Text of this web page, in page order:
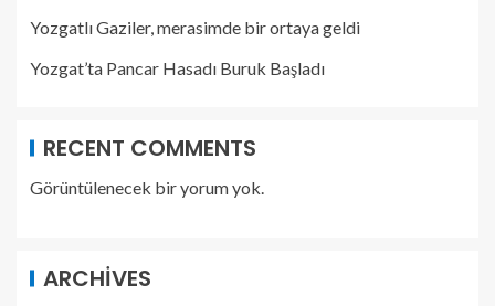
Yozgatlı Gaziler, merasimde bir ortaya geldi
Yozgat’ta Pancar Hasadı Buruk Başladı
RECENT COMMENTS
Görüntülenecek bir yorum yok.
ARCHIVES